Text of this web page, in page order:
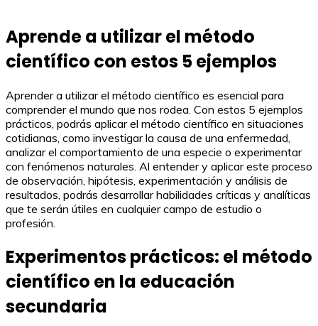
Aprende a utilizar el método
científico con estos 5 ejemplos
Aprender a utilizar el método científico es esencial para
comprender el mundo que nos rodea. Con estos 5 ejemplos
prácticos, podrás aplicar el método científico en situaciones
cotidianas, como investigar la causa de una enfermedad,
analizar el comportamiento de una especie o experimentar
con fenómenos naturales. Al entender y aplicar este proceso
de observación, hipótesis, experimentación y análisis de
resultados, podrás desarrollar habilidades críticas y analíticas
que te serán útiles en cualquier campo de estudio o
profesión.
Experimentos prácticos: el método
científico en la educación
secundaria